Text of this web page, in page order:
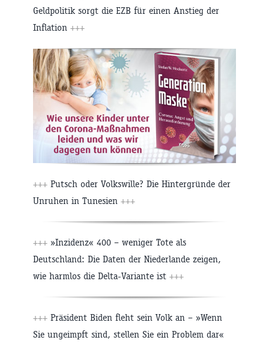
Geldpolitik sorgt die EZB für einen Anstieg der
Inflation +++
+++ Putsch oder Volkswille? Die Hintergründe der
Unruhen in Tunesien +++
+++ »Inzidenz« 400 – weniger Tote als
Deutschland: Die Daten der Niederlande zeigen,
wie harmlos die Delta-Variante ist +++
+++ Präsident Biden fleht sein Volk an – »Wenn
Sie ungeimpft sind, stellen Sie ein Problem dar«